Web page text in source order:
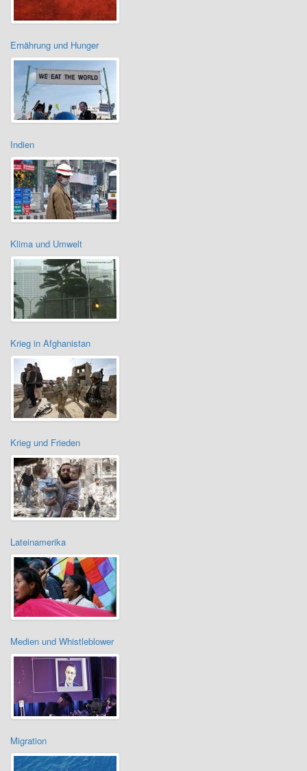
Ernährung und Hunger
Indien
Klima und Umwelt
Krieg in Afghanistan
Krieg und Frieden
Lateinamerika
Medien und Whistleblower
Migration